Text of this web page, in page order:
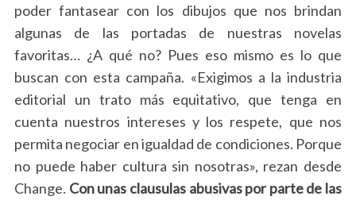
poder fantasear con los dibujos que nos brindan
algunas de las portadas de nuestras novelas
favoritas… ¿A qué no? Pues eso mismo es lo que
buscan con esta campaña. «Exigimos a la industria
editorial un trato más equitativo, que tenga en
cuenta nuestros intereses y los respete, que nos
permita negociar en igualdad de condiciones. Porque
no puede haber cultura sin nosotras», rezan desde
Change. Con unas clausulas abusivas por parte de las